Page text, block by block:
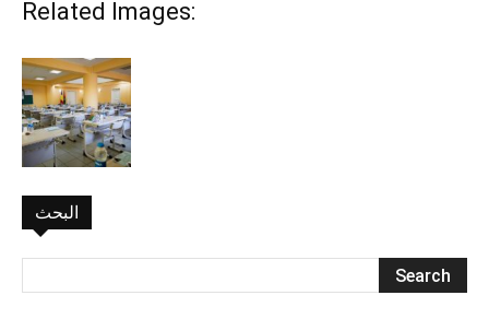
Related Images:
البحث